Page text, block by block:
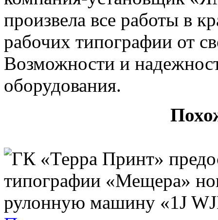
произвела все работы в
рабочих типографии от
Возможности и
оборудования.